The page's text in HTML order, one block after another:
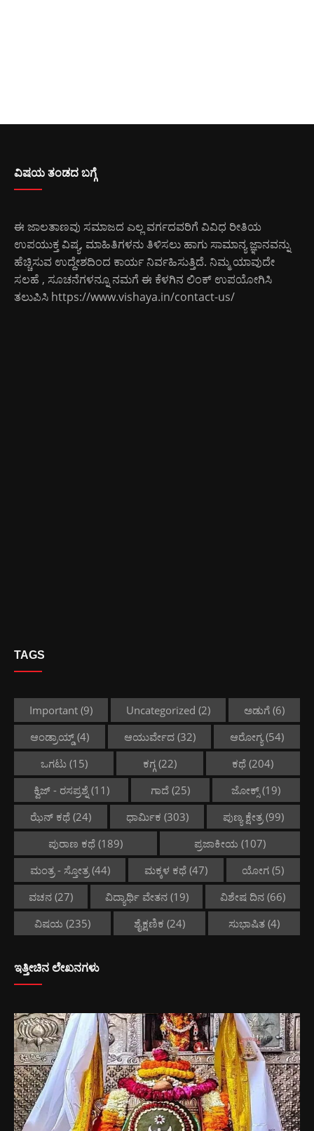
ವಿಷಯ ತಂಡದ ಬಗ್ಗೆ
ಈ ಜಾಲತಾಣವು ಸಮಾಜದ ಎಲ್ಲ ವರ್ಗದವರಿಗೆ ವಿವಿಧ ರೀತಿಯ
ಉಪಯುಕ್ತ ವಿಷ್ಯ, ಮಾಹಿತಿಗಳನು ತಿಳಿಸಲು ಹಾಗು ಸಾಮಾನ್ಯ ಜ್ಞಾನವನ್ನು
ಹೆಚ್ಚಿಸುವ ಉದ್ದೇಶದಿಂದ ಕಾರ್ಯ ನಿರ್ವಹಿಸುತ್ತಿದೆ. ನಿಮ್ಮ ಯಾವುದೇ
ಸಲಹೆ , ಸೂಚನೆಗಳನ್ನೂ ನಮಗೆ ಈ ಕೆಳಗಿನ ಲಿಂಕ್ ಉಪಯೋಗಿಸಿ
ತಲುಪಿಸಿ https://www.vishaya.in/contact-us/
TAGS
Important (9) Uncategorized (2) ಅಡುಗೆ (6)
ಆಂಡ್ರಾಯ್ಡ್(4) ಆಯುರ್ವೇದ(32) ಆರೋಗ್ಯ (54)
ಒಗಟು(15) ಕಗ್ಗ(22) ಕಥೆ (204)
ಕ್ವಿಜ್ - ರಸಪ್ರಶ್ನೆ (11) ಗಾದೆ(25) ಜೋಕ್ಸ್ (19)
ಝೆನ್ ಕಥೆ(24) ಧಾರ್ಮಿಕ (303) ಪುಣ್ಯ ಕ್ಷೇತ್ರ(99)
ಪುರಾಣ ಕಥೆ (189) ಪ್ರಜಾಕೀಯ (107)
ಮಂತ್ರ - ಸ್ತೋತ್ರ(44) ಮಕ್ಕಳ ಕಥೆ(47) ಯೋಗ (5)
ವಚನ(27) ವಿದ್ಯಾರ್ಥಿ ವೇತನ(19) ವಿಶೇಷ ದಿನ (66)
ವಿಷಯ (235) ಶೈಕ್ಷಣಿಕ (24) ಸುಭಾಷಿತ (4)
ಇತ್ತೀಚಿನ ಲೇಖನಗಳು